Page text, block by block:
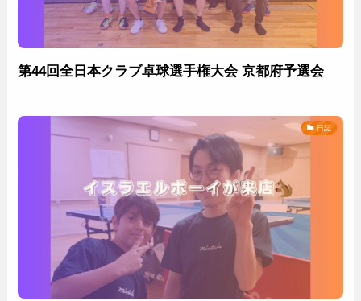
第44回全日本クラブ卓球選手権大会 京都府予選会
日記